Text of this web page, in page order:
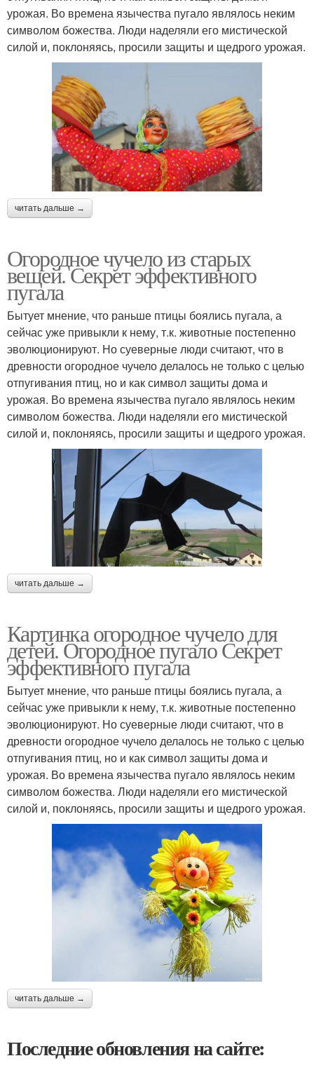
урожая. Во времена язычества пугало являлось неким
символом божества. Люди наделяли его мистической
силой и, поклоняясь, просили защиты и щедрого урожая.
читать дальше →
Огородное чучело из старых
вещей. Секрет эффективного
пугала
Бытует мнение, что раньше птицы боялись пугала, а
сейчас уже привыкли к нему, т.к. животные постепенно
эволюционируют. Но суеверные люди считают, что в
древности огородное чучело делалось не только с целью
отпугивания птиц, но и как символ защиты дома и
урожая. Во времена язычества пугало являлось неким
символом божества. Люди наделяли его мистической
силой и, поклоняясь, просили защиты и щедрого урожая.
читать дальше →
Картинка огородное чучело для
детей. Огородное пугало Секрет
эффективного пугала
Бытует мнение, что раньше птицы боялись пугала, а
сейчас уже привыкли к нему, т.к. животные постепенно
эволюционируют. Но суеверные люди считают, что в
древности огородное чучело делалось не только с целью
отпугивания птиц, но и как символ защиты дома и
урожая. Во времена язычества пугало являлось неким
символом божества. Люди наделяли его мистической
силой и, поклоняясь, просили защиты и щедрого урожая.
читать дальше →
Последние обновления на сайте: